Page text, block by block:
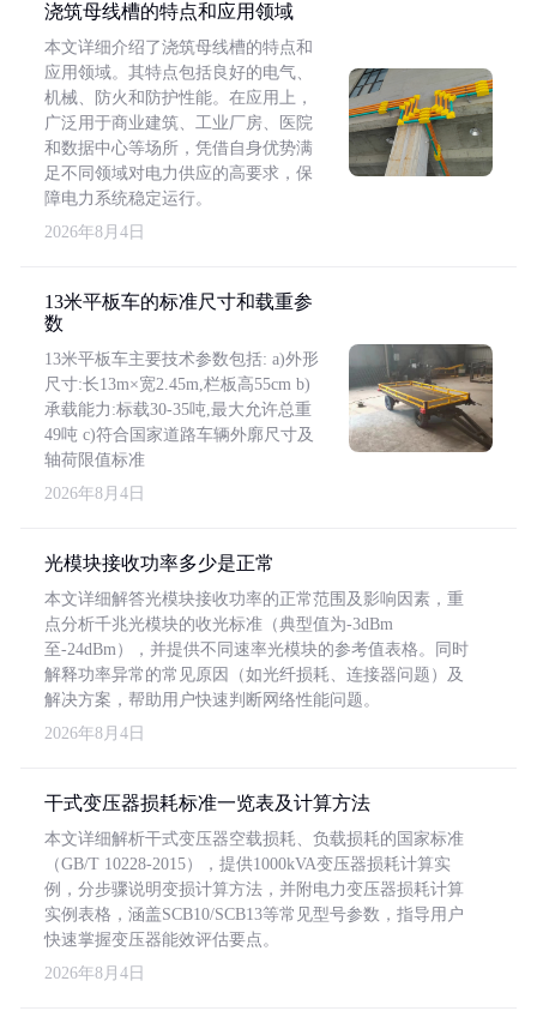
浇筑母线槽的特点和应用领域
本文详细介绍了浇筑母线槽的特点和
应用领域。其特点包括良好的电气、
机械、防火和防护性能。在应用上，
广泛用于商业建筑、工业厂房、医院
和数据中心等场所，凭借自身优势满
足不同领域对电力供应的高要求，保
障电力系统稳定运行。
2026年8月4日
13米平板车的标准尺寸和载重参
数
13米平板车主要技术参数包括: a)外形
尺寸:长13m×宽2.45m,栏板高55cm b)
承载能力:标载30-35吨,最大允许总重
49吨 c)符合国家道路车辆外廓尺寸及
轴荷限值标准
2026年8月4日
光模块接收功率多少是正常
本文详细解答光模块接收功率的正常范围及影响因素，重
点分析千兆光模块的收光标准（典型值为-3dBm
至-24dBm），并提供不同速率光模块的参考值表格。同时
解释功率异常的常见原因（如光纤损耗、连接器问题）及
解决方案，帮助用户快速判断网络性能问题。
2026年8月4日
干式变压器损耗标准一览表及计算方法
本文详细解析干式变压器空载损耗、负载损耗的国家标准
（GB/T 10228-2015），提供1000kVA变压器损耗计算实
例，分步骤说明变损计算方法，并附电力变压器损耗计算
实例表格，涵盖SCB10/SCB13等常见型号参数，指导用户
快速掌握变压器能效评估要点。
2026年8月4日